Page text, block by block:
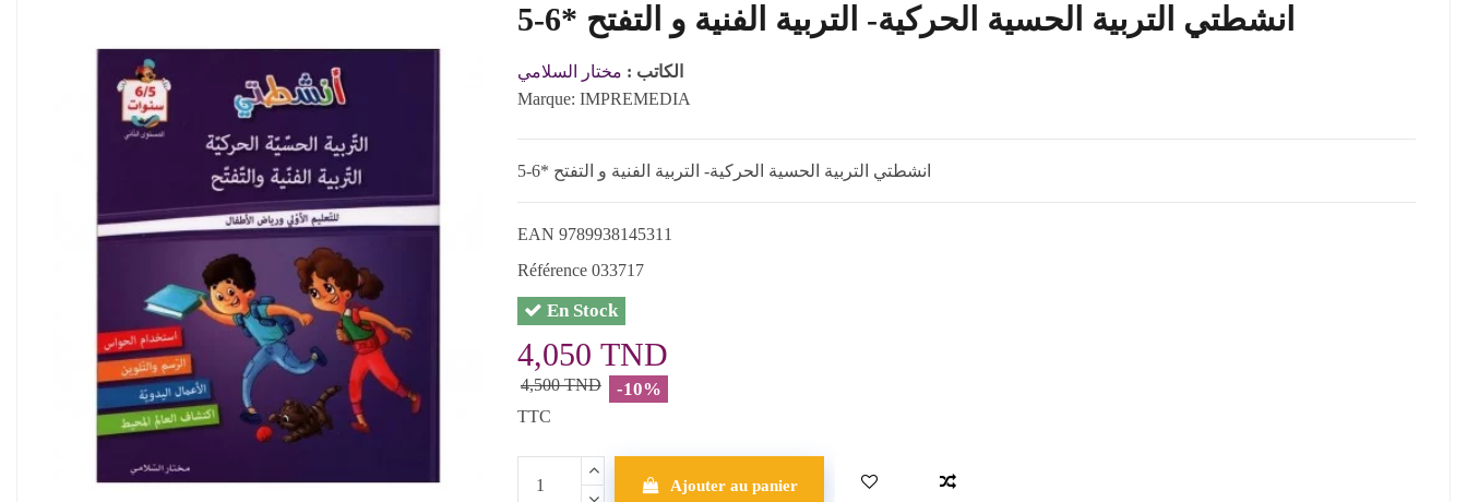
5-6* انشطتي التربية الحسية الحركية- التربية الفنية و التفتح
الكاتب : مختار السلامي
Marque: IMPREMEDIA
5-6* انشطتي التربية الحسية الحركية- التربية الفنية و التفتح
EAN 9789938145311
Référence 033717
En Stock
4,050 TND
4,500 TND -10%
TTC
Ajouter au panier